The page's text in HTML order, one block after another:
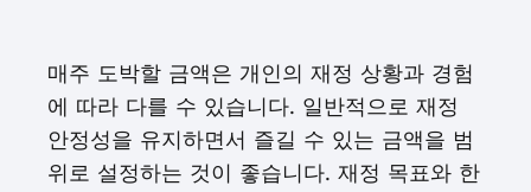
매주 도박할 금액은 개인의 재정 상황과 경험
에 따라 다를 수 있습니다. 일반적으로 재정
안정성을 유지하면서 즐길 수 있는 금액을 범
위로 설정하는 것이 좋습니다. 재정 목표와 한